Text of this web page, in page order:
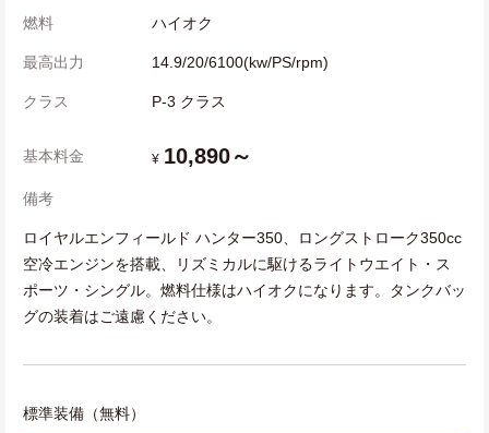
燃料 ハイオク
最高出力 14.9/20/6100(kw/PS/rpm)
クラス P-3 クラス
基本料金 ¥ 10,890～
備考
ロイヤルエンフィールド ハンター350、ロングストローク350cc
空冷エンジンを搭載、リズミカルに駆けるライトウエイト・ス
ポーツ・シングル。燃料仕様はハイオクになります。タンクバッ
グの装着はご遠慮ください。
標準装備（無料）